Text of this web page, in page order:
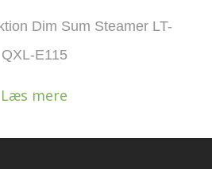
Dim Sum Steamer LT-
QXL-E115
Læs mere